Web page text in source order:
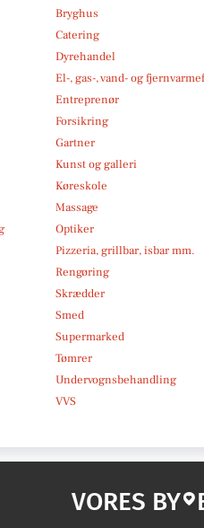
Bryghus
Catering
Dyrehandel
El-, gas-, vand- og
Entreprenør
Forsikring
Gartner
Kunst og galleri
Køreskole
Massage
Optiker
Pizzeria, grillbar, isbar mm.
Rengøring
Skrædder
Smed
Supermarked
Tømrer
Undervognsbehandling
VVS
VORES BY